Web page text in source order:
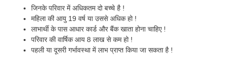
जिनके परिवार में अधिकतम दो बच्चे है !
महिला की आयु 19 वर्ष या उससे अधिक हो !
लाभार्थी के पास आधार कार्ड और बैंक खाता होना चाहिए !
परिवार की वार्षिक आय 8 लाख से कम हो !
पहली या दूसरी गर्भावस्था में लाभ प्राप्त किया जा सकता है !